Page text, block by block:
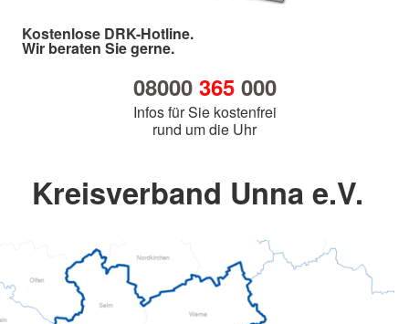
Kostenlose DRK-Hotline.
Wir beraten Sie gerne.
08000 365000
Infos für Sie kostenfrei
rund um die Uhr
Kreisverband Unna e.V.